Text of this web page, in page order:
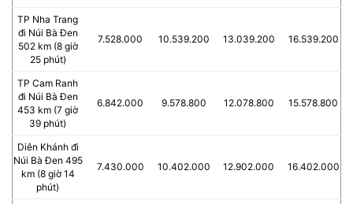
TP Nha Trang
đi Núi Bà Đen
502 km (8 giờ
25 phút)
7.528.000 10.539.200 13.039.200 16.539.200
TP Cam Ranh
đi Núi Bà Đen
453 km (7 giờ
39 phút)
6.842.000 9.578.800 12.078.800 15.578.800
Diên Khánh đi
Núi Bà Đen 495
km (8 giờ 14
phút)
7.430.000 10.402.000 12.902.000 16.402.000